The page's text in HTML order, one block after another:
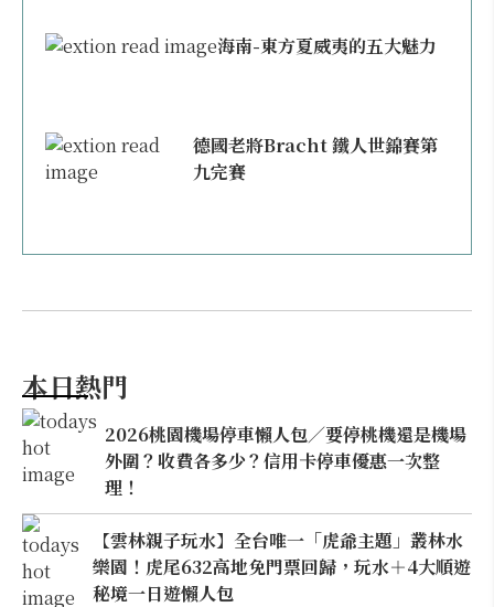
海南-東方夏威夷的五大魅力
德國老將Bracht 鐵人世錦賽第
九完賽
本日熱門
2026桃園機場停車懶人包／要停桃機還是機場
外圍？收費各多少？信用卡停車優惠一次整
理！
【雲林親子玩水】全台唯一「虎爺主題」叢林水
樂園！虎尾632高地免門票回歸，玩水＋4大順遊
秘境一日遊懶人包